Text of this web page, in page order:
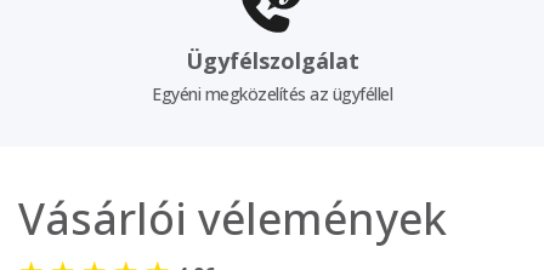
Ügyfélszolgálat
Egyéni megközelítés az ügyféllel
Vásárlói vélemények